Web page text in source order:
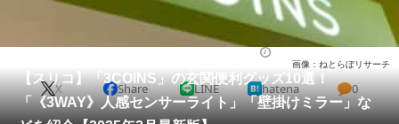
教育・育児
リサーチ
会員記事
メディア
【スリコ】「3COINS」の玄関便利グッズ10選！
「《3WAY》人感センサーライト」「壁掛けミラー」な
画像：ねとらぼリサーチ
X Share LINE hatena 0